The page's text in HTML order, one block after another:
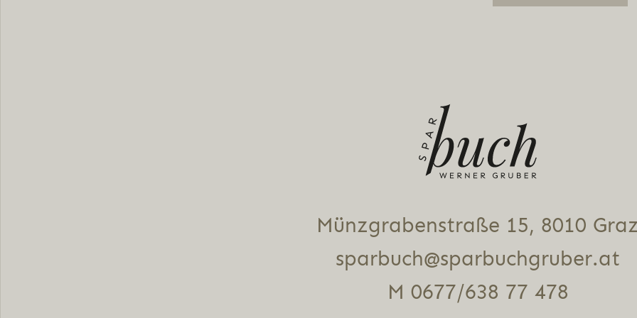
Münz­gra­ben­stra­ße 15, 8010
sparbuch@sparbuchgruber.at
M 0677/638 77 478